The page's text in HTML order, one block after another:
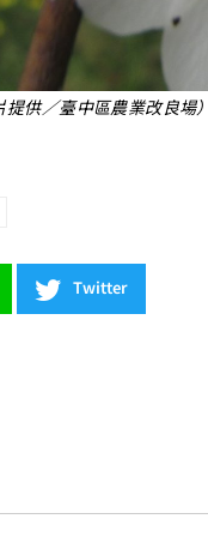
供／臺中區農業改良場
Twitter